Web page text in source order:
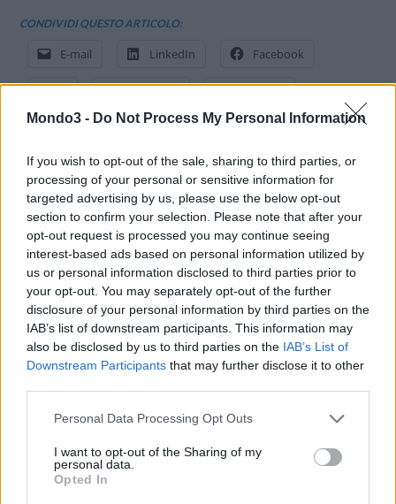
Mondo3 - Do Not Process My Personal Information
If you wish to opt-out of the sale, sharing to third parties, or
processing of your personal or sensitive information for
targeted advertising by us, please use the below opt-out
section to confirm your selection. Please note that after your
opt-out request is processed you may continue seeing
interest-based ads based on personal information utilized by
us or personal information disclosed to third parties prior to
your opt-out. You may separately opt-out of the further
disclosure of your personal information by third parties on the
IAB’s list of downstream participants. This information may
also be disclosed by us to third parties on the IAB’s List of
Downstream Participants that may further disclose it to other
Personal Data Processing Opt Outs
I want to opt-out of the Sharing of my
personal data.
Opted In
CONDIVIDI QUESTO ARTICOLO:
E-mail LinkedIn Facebook
X Mastodon Telegram
WhatsApp Stampa Altro
LE MIGLIORI OFFERTE AMAZON